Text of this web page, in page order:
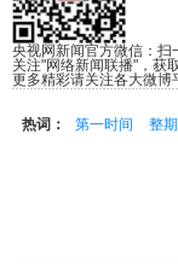
央视网新闻官方微信：扫
关注"网络新闻联播"，获
更多精彩请关注各大微博
热词： 第一时间 整